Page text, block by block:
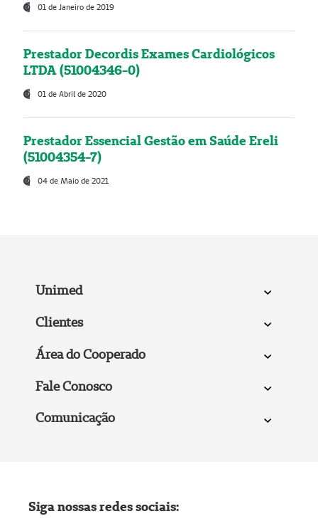
01 de Janeiro de 2019
Prestador Decordis Exames Cardiológicos
LTDA (51004346-0)
01 de Abril de 2020
Prestador Essencial Gestão em Saúde Ereli
(51004354-7)
04 de Maio de 2021
Unimed
Clientes
Área do Cooperado
Fale Conosco
Comunicação
Siga nossas redes sociais: